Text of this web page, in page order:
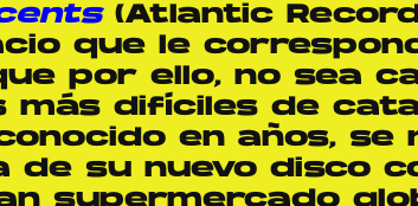
(Atlantic
que le
por ello, no sea
más difíciles de
en años, se
de su nuevo disco
supermercado